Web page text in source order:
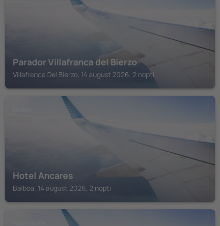
Parador Villafranca del Bierzo
Villafranca Del Bierzo, 14 august 2026, 2 nopți
Hotel Ancares
Balboa, 14 august 2026, 2 nopți